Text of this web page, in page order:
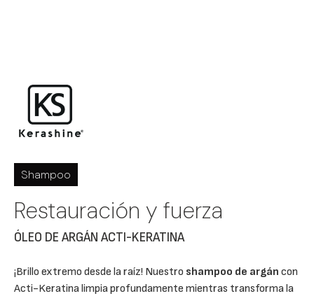
Shampoo
Restauración y fuerza
ÓLEO DE ARGÁN ACTI-KERATINA
¡Brillo extremo desde la raíz! Nuestro shampoo de argán con
Acti-Keratina limpia profundamente mientras transforma la